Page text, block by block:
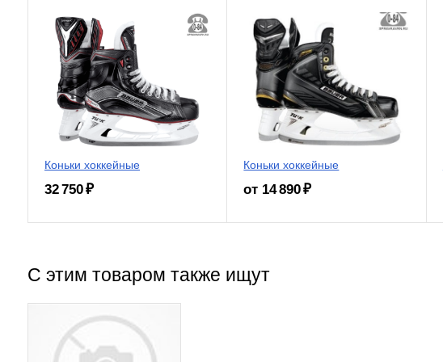
Коньки хоккейные
32 750 ₽
Коньки хоккейные
от 14 890 ₽
С этим товаром также ищут